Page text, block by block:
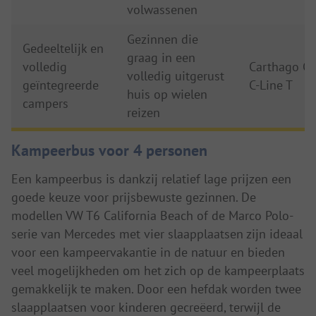
volwassenen
Gedeeltelijk en
volledig
geïntegreerde
campers
Gezinnen die
graag in een
volledig uitgerust
huis op wielen
reizen
Carthago
C-Line T
Kampeerbus voor 4 personen
Een kampeerbus is dankzij relatief lage prijzen een
goede keuze voor prijsbewuste gezinnen. De
modellen VW T6 California Beach of de Marco Polo-
serie van Mercedes met vier slaapplaatsen zijn ideaal
voor een kampeervakantie in de natuur en bieden
veel mogelijkheden om het zich op de kampeerplaats
gemakkelijk te maken. Door een hefdak worden twee
slaapplaatsen voor kinderen gecreëerd, terwijl de